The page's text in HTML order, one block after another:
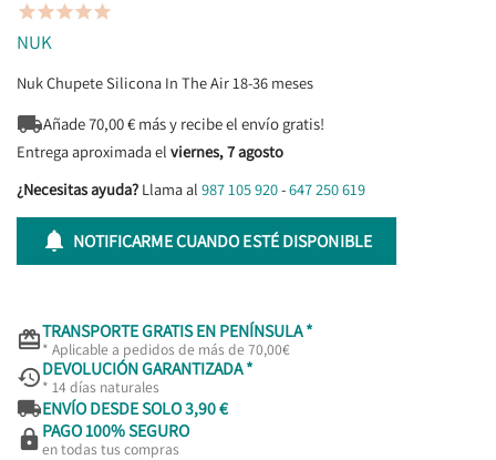

NUK
Nuk Chupete Silicona In The Air 18-36 meses
Añade70,00€ más y recibe el envío gratis!
Entrega aproximada el viernes, 7 agosto
¿Necesitas ayuda? Llama al 987 105 920-647 250 619
 NOTIFICARME CUANDO ESTÉ DISPONIBLE
TRANSPORTE GRATIS EN PENÍNSULA *
* Aplicable a pedidos de más de 70,00€
DEVOLUCIÓN GARANTIZADA *
* 14 días naturales
ENVÍO DESDE SOLO 3,90 €
 PAGO 100% SEGURO
en todas tus compras